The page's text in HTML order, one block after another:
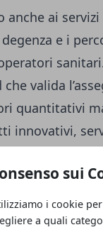
sui
i cookie
a quali
anche ai
e i
valida
quantitativi
innovativi,
un modello di